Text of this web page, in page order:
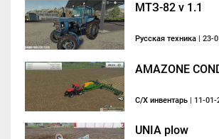
МТЗ-82 v 1.1
Русская техника | 23-
AMAZONE
С/Х инвентарь | 11-01-
UNIA plow